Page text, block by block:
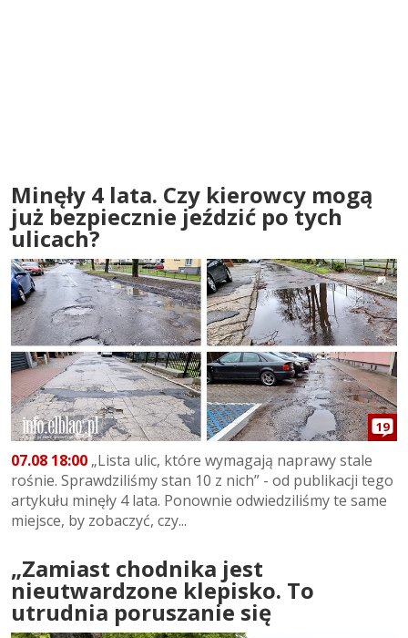
Minęły 4 lata. Czy kierowcy mogą
już bezpiecznie jeździć po tych
ulicach?
19
07.08 18:00 „Lista ulic, które wymagają naprawy stale
rośnie. Sprawdziliśmy stan 10 z nich” - od publikacji tego
artykułu minęły 4 lata. Ponownie odwiedziliśmy te same
miejsce, by zobaczyć, czy...
„Zamiast chodnika jest
nieutwardzone klepisko. To
utrudnia poruszanie się